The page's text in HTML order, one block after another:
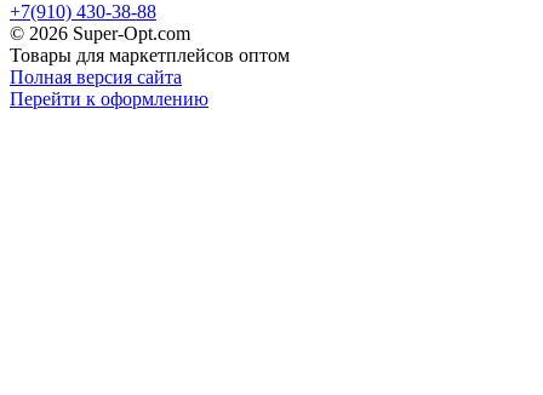
+7(910) 430-38-88
© 2026 Super-Opt.com
Товары для маркетплейсов оптом
Полная версия сайта
Перейти к оформлению